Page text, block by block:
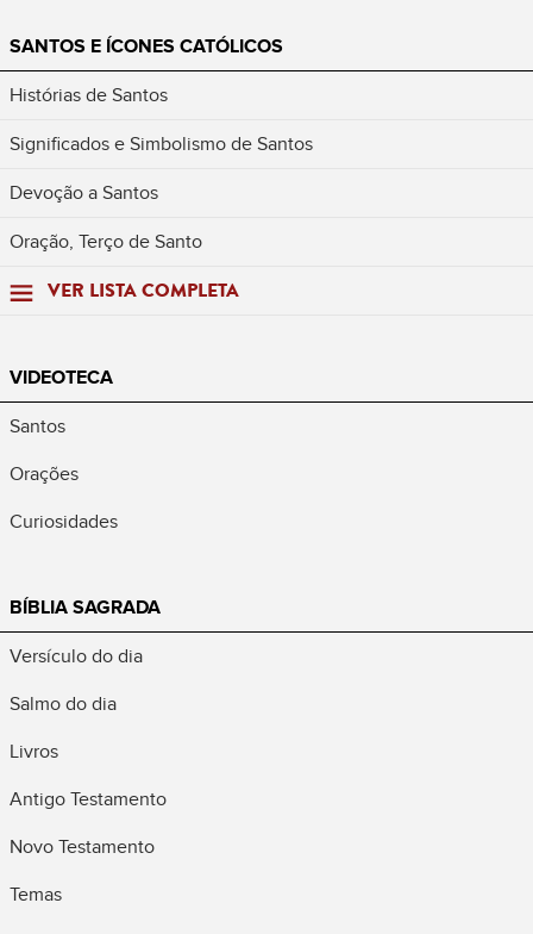
SANTOS E ÍCONES CATÓLICOS
Histórias de Santos
Significados e Simbolismo de Santos
Devoção a Santos
Oração, Terço de Santo
VER LISTA COMPLETA
VIDEOTECA
Santos
Orações
Curiosidades
BÍBLIA SAGRADA
Versículo do dia
Salmo do dia
Livros
Antigo Testamento
Novo Testamento
Temas